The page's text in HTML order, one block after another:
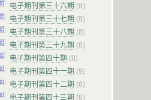
电子期刊第三十六期 (8)
电子期刊第三十七期 (8)
电子期刊第三十八期 (8)
电子期刊第三十九期 (8)
电子期刊第四十期 (8)
电子期刊第四十一期 (9)
电子期刊第四十二期 (6)
电子期刊第四十三期 (6)